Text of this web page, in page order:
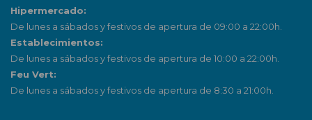
Hipermercado:
De lunes a sábados y festivos de apertura de 09:00 a 22:00h.
Establecimientos:
De lunes a sábados y festivos de apertura de 10:00 a 22:00h.
Feu Vert:
De lunes a sábados y festivos de apertura de 8:30 a 21:00h.